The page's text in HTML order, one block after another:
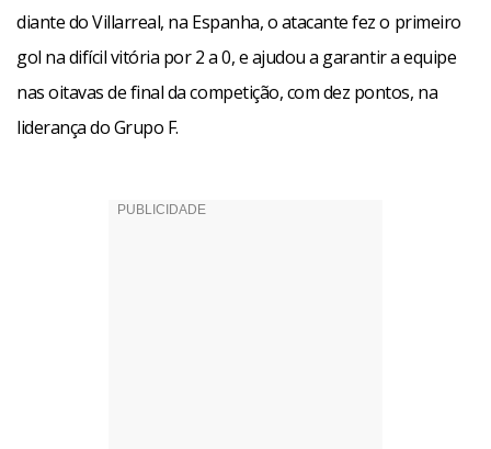
diante do Villarreal, na Espanha, o atacante fez o primeiro
gol na difícil vitória por 2 a 0, e ajudou a garantir a equipe
nas oitavas de final da competição, com dez pontos, na
liderança do Grupo F.